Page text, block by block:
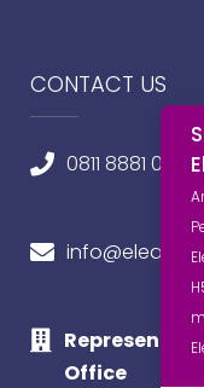
CONTACT US
0811 8881 0580
Office